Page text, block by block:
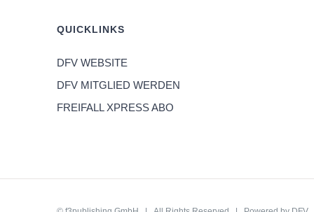
QUICKLINKS
DFV WEBSITE
DFV MITGLIED WERDEN
FREIFALL XPRESS ABO